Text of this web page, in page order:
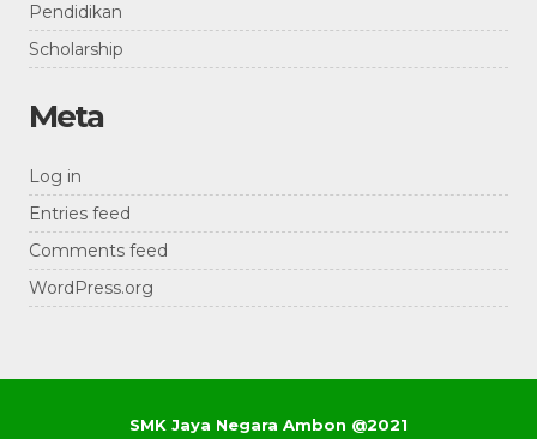
Pendidikan
Scholarship
Meta
Log in
Entries feed
Comments feed
WordPress.org
SMK Jaya Negara Ambon @2021